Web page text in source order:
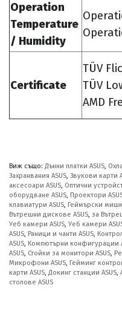
Operation
Temperature
/ Humidity
Certificate
TÜV
TÜV
AMD
Виж също: Дънни платки ASUS,
Захранвания ASUS, Звукови карти
аксесоари ASUS, Оптични
оборудване ASUS, Проектори
клавиатури ASUS, Геймърски
Вътрешни дискове ASUS, за
Уеб камери ASUS, Уеб камери
ASUS, Раници и чанти ASUS,
ASUS, Компютърни конфигурации
ASUS, Стойки за монитори ASUS,
Микрофони ASUS, Гейминг
карти ASUS, Докинг станции ASUS,
столове ASUS